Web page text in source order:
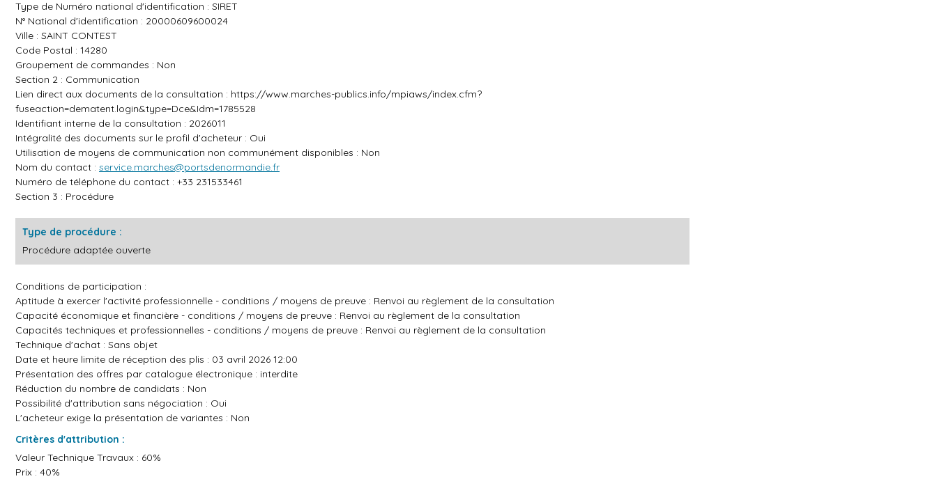
Type de Numéro national d'identification : SIRET
N° National d'identification : 20000609600024
Ville : SAINT CONTEST
Code Postal : 14280
Groupement de commandes : Non
Section 2 : Communication
Lien direct aux documents de la consultation : https://www.marches-publics.info/mpiaws/index.cfm?
fuseaction=dematent.login&type=Dce&Idm=1785528
Identifiant interne de la consultation : 2026011
Intégralité des documents sur le profil d'acheteur : Oui
Utilisation de moyens de communication non communément disponibles : Non
Nom du contact : service.marches@portsdenormandie.fr
Numéro de téléphone du contact : +33 231533461
Section 3 : Procédure
Type de procédure :
Procédure adaptée ouverte
Conditions de participation :
Aptitude à exercer l'activité professionnelle - conditions / moyens de preuve : Renvoi au règlement de la consultation
Capacité économique et financière - conditions / moyens de preuve : Renvoi au règlement de la consultation
Capacités techniques et professionnelles - conditions / moyens de preuve : Renvoi au règlement de la consultation
Technique d'achat : Sans objet
Date et heure limite de réception des plis : 03 avril 2026 12:00
Présentation des offres par catalogue électronique : interdite
Réduction du nombre de candidats : Non
Possibilité d'attribution sans négociation : Oui
L'acheteur exige la présentation de variantes : Non
Critères d'attribution :
Valeur Technique Travaux : 60%
Prix : 40%